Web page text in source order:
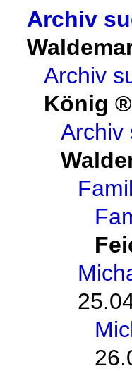
Archiv
Archiv
König
Archiv